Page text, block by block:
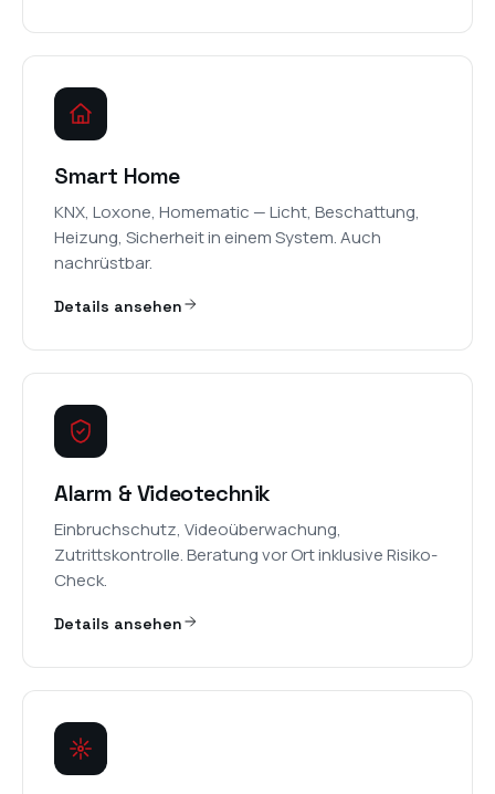
Smart Home
KNX, Loxone, Homematic — Licht, Beschattung,
Heizung, Sicherheit in einem System. Auch
nachrüstbar.
Details ansehen
Alarm & Videotechnik
Einbruchschutz, Videoüberwachung,
Zutrittskontrolle. Beratung vor Ort inklusive Risiko-
Check.
Details ansehen